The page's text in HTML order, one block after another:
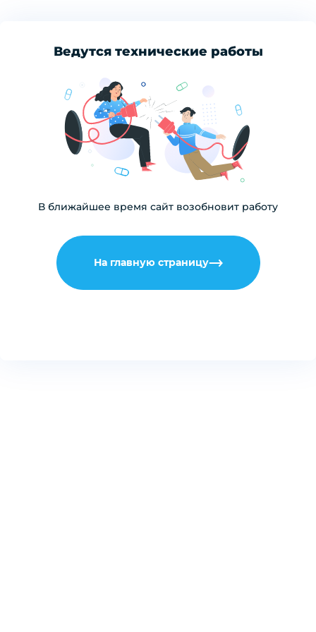
Ведутся технические работы
В ближайшее время сайт возобновит работу
На главную страницу